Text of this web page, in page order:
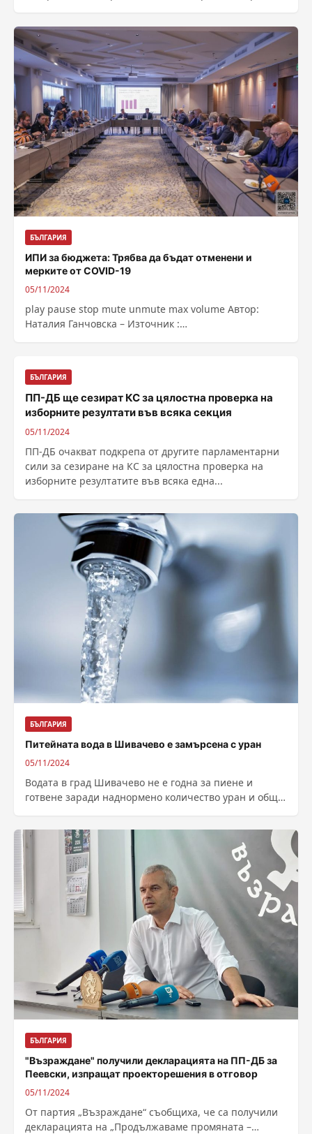
институции,...
БЪЛГАРИЯ
ИПИ за бюджета: Трябва да бъдат отменени и
мерките от COVID-19
05/11/2024
play pause stop mute unmute max volume Автор:
Наталия Ганчовска – Източник :
БЪЛГАРИЯ
ПП-ДБ ще сезират КС за цялостна проверка на
изборните резултати във всяка секция
05/11/2024
ПП-ДБ очакват подкрепа от другите парламентарни
сили за сезиране на КС за цялостна проверка на
изборните резултатите във всяка една...
БЪЛГАРИЯ
Питейната вода в Шивачево е замърсена с уран
05/11/2024
Водата в град Шивачево не е годна за пиене и
готвене заради наднормено количество уран и обща
БЪЛГАРИЯ
"Възраждане" получили декларацията на ПП-ДБ за
Пеевски, изпращат проекторешения в отговор
05/11/2024
От партия „Възраждане“ съобщиха, че са получили
декларацията на „Продължаваме промяната –